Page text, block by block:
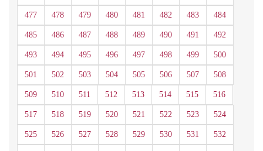
477 478 479 480 481 482 483 484
485 486 487 488 489 490 491 492
493 494 495 496 497 498 499 500
501 502 503 504 505 506 507 508
509 510 511 512 513 514 515 516
517 518 519 520 521 522 523 524
525 526 527 528 529 530 531 532